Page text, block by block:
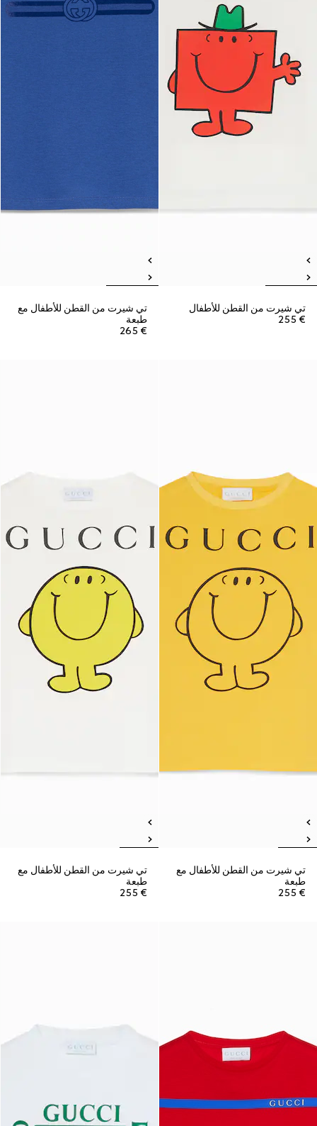
تي شيرت من القطن للأطفال
€ 255
تي شيرت من القطن للأطفال مع
طبعة
€ 265
تي شيرت من القطن للأطفال مع
طبعة
€ 255
تي شيرت من القطن للأطفال مع
طبعة
€ 255